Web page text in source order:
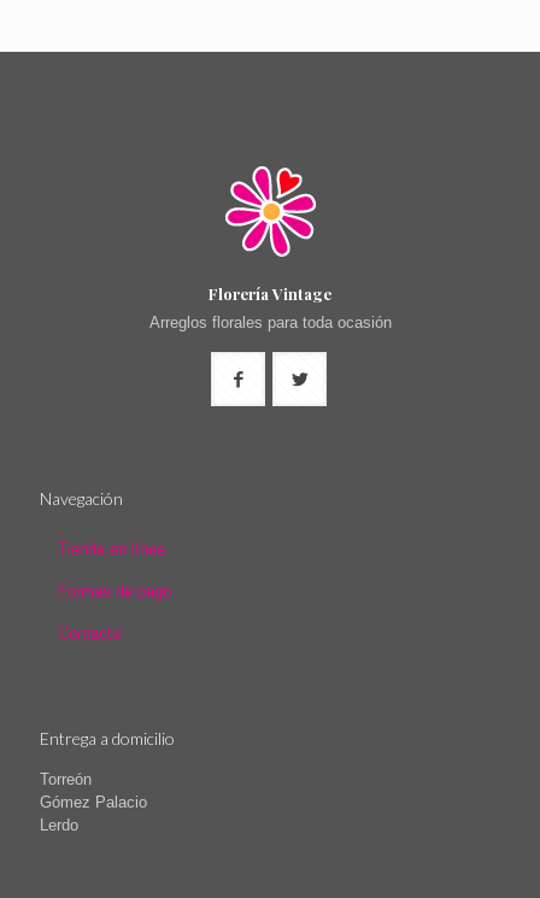
Florería Vintage
Arreglos florales para toda ocasión
Navegación
Tienda en línea
Formas de pago
Contacto
Entrega a domicilio
Torreón
Gómez Palacio
Lerdo